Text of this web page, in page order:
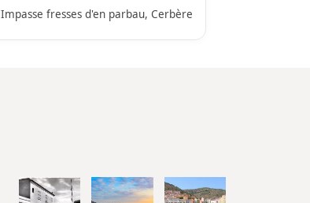
Impasse fresses d'en parbau, Cerbère